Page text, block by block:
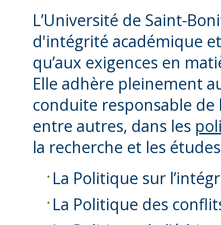
L’Université de Saint-
d'intégrité académique
qu’aux exigences en
Elle adhère pleinement
conduite responsable
entre autres, dans les
la recherche et les
La Politique sur
La Politique des